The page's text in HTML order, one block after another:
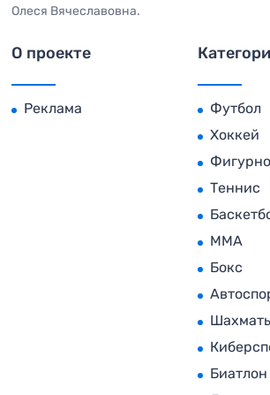
Олеся Вячеславовна.
О проекте
Реклама
Футбол
Хоккей
Теннис
MMA
Бокс
Биатлон